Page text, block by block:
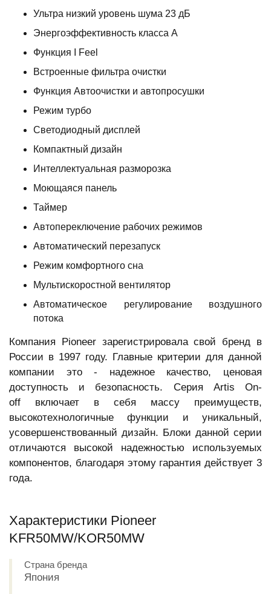
Ультра низкий уровень шума 23 дБ
Энергоэффективность класса А
Функция I Feel
Встроенные фильтра очистки
Функция Автоочистки и автопросушки
Режим турбо
Светодиодный дисплей
Компактный дизайн
Интеллектуальная разморозка
Моющаяся панель
Таймер
Автопереключение рабочих режимов
Автоматический перезапуск
Режим комфортного сна
Мультискоростной вентилятор
Автоматическое регулирование воздушного
потока
Компания Pioneer зарегистрировала свой бренд в
России в 1997 году. Главные критерии для данной
компании это - надежное качество, ценовая
доступность и безопасность. Серия Artis On-
off включает в себя массу преимуществ,
высокотехнологичные функции и уникальный,
усовершенствованный дизайн. Блоки данной серии
отличаются высокой надежностью используемых
компонентов, благодаря этому гарантия действует 3
года.
Характеристики Pioneer
KFR50MW/KOR50MW
Страна бренда
Япония